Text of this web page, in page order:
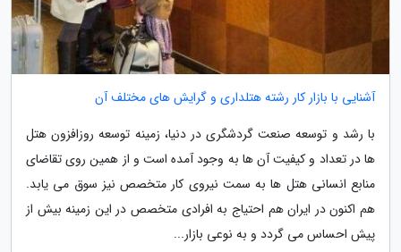
آشنایی با بازار کار رشته هتلداری و گرایش های مختلف آن
با رشد و توسعه صنعت گردشگری در دنیا، زمینه توسعه روزافزون هتل
ها در تعداد و کیفیت آن ها به وجود آمده است و از همین روی تقاضای
منابع انسانی هتل ها به سمت نیروی کار متخصص نیز سوق می یابد.
هم اکنون در ایران هم احتیاج به افرادی متخصص در این زمینه بیش از
پیش احساس می گردد و به نوعی بازار...